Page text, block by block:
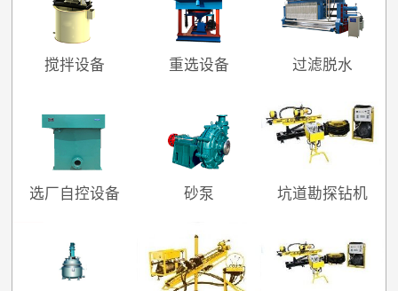
搅拌设备 重选设备 过滤脱水
选厂自控设备 砂泵 坑道勘探钻机